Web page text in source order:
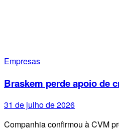
Empresas
Braskem perde apoio de
31 de julho de 2026
Companhia confirmou à CVM